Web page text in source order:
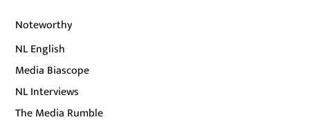
Noteworthy
NL English
Media Biascope
NL Interviews
The Media Rumble